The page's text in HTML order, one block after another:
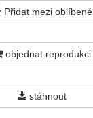
Přidat mezi oblíbené
objednat reprodukci
stáhnout